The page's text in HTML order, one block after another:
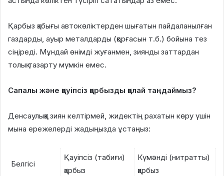
Қарбыз қабығы автокөліктерден шығатын пайдаланылған
газдарды, ауыр металдарды (қорғасын т.б.) бойына тез
сіңіреді. Мұндай өнімді жуғанмен, зиянды заттардан
толық тазарту мүмкін емес.
Сапалы және қауіпсіз қарбызды қалай таңдаймыз?
Денсаулыққа зиян келтірмей, жидектің рахатын көру үшін
мына ережелерді жадыңызда ұстаңыз:
Белгісі
Қауіпсіз (табиғи)
қарбыз
Күмәнді (нитратты)
қарбыз